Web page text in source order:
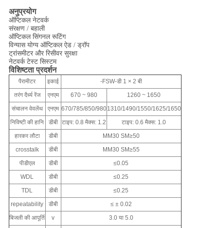
अनुप्रयोग
ऑप्टिकल नेटवर्क
संरक्षण / बहाली
ऑप्टिकल सिंगनल रूटिंग
विन्यास योग्य ऑप्टिकल ऐड / ड्रॉप
ट्रांसमीटर और रिसीवर सुरक्षा
नेटवर्क टेस्ट सिस्टम
विशिष्टता प्रदर्शन
पैरामीटर इकाई
-FSW-डी 1 × 2 बी
तरंग दैर्ध्य रेंज
एनएम 670 ~ 980
1260 ~ 1650
संचालन वेवलेंथ
एनएम 670/785/850/9801310/1490/1550/1625/1650
निविष्टी की हानि
डीबी टाइप: 0.8 मैक्स: 1.2
टाइप: 0.6 मैक्स: 1.0
हारकर लौटा
डीबी
MM30 SM≥50
crosstalk
डीबी
MM30 SM≥55
पीडीएल
डीबी
≤0.05
WDL
डीबी
≤0.25
TDL
डीबी
≤0.25
repeatability
डीबी
≤ ± 0.02
बिजली की आपूर्ति
v 3.0 या 5.0